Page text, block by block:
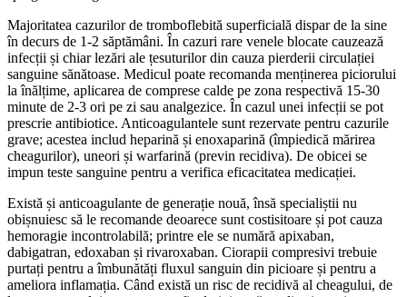
Majoritatea cazurilor de tromboflebită superficială dispar de la sine
în decurs de 1-2 săptămâni. În cazuri rare venele blocate cauzează
infecții și chiar lezări ale țesuturilor din cauza pierderii circulației
sanguine sănătoase. Medicul poate recomanda menținerea piciorului
la înălțime, aplicarea de comprese calde pe zona respectivă 15-30
minute de 2-3 ori pe zi sau analgezice. În cazul unei infecții se pot
prescrie antibiotice. Anticoagulantele sunt rezervate pentru cazurile
grave; acestea includ heparină și enoxaparină (împiedică mărirea
cheagurilor), uneori și warfarină (previn recidiva). De obicei se
impun teste sanguine pentru a verifica eficacitatea medicației.
Există și anticoagulante de generație nouă, însă specialiștii nu
obișnuiesc să le recomande deoarece sunt costisitoare și pot cauza
hemoragie incontrolabilă; printre ele se numără apixaban,
dabigatran, edoxaban și rivaroxaban. Ciorapii compresivi trebuie
purtați pentru a îmbunătăți fluxul sanguin din picioare și pentru a
ameliora inflamația. Când există un risc de recidivă al cheagului, de